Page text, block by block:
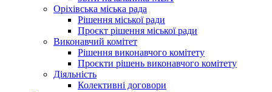
Оріхівська міська рада
Рішення міської ради
Проєкт рішення міської ради
Виконавчий комітет
Рішення виконавчого комітету
Проєкти рішень виконавчого комітету
Діяльність
Колективні договори